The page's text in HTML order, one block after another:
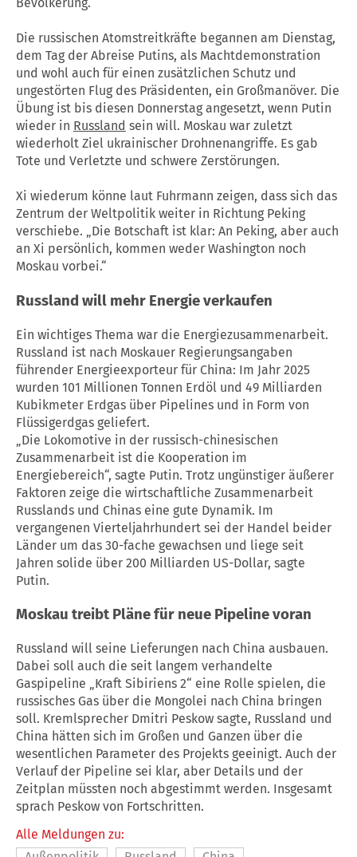
Die russischen Atomstreitkräfte begannen am Dienstag,
dem Tag der Abreise Putins, als Machtdemonstration
und wohl auch für einen zusätzlichen Schutz und
ungestörten Flug des Präsidenten, ein Großmanöver. Die
Übung ist bis diesen Donnerstag angesetzt, wenn Putin
wieder in Russland sein will. Moskau war zuletzt
wiederholt Ziel ukrainischer Drohnenangriffe. Es gab
Tote und Verletzte und schwere Zerstörungen.
Xi wiederum könne laut Fuhrmann zeigen, dass sich das
Zentrum der Weltpolitik weiter in Richtung Peking
verschiebe. „Die Botschaft ist klar: An Peking, aber auch
an Xi persönlich, kommen weder Washington noch
Moskau vorbei.“
Russland will mehr Energie verkaufen
Ein wichtiges Thema war die Energiezusammenarbeit.
Russland ist nach Moskauer Regierungsangaben
führender Energieexporteur für China: Im Jahr 2025
wurden 101 Millionen Tonnen Erdöl und 49 Milliarden
Kubikmeter Erdgas über Pipelines und in Form von
Flüssigerdgas geliefert.
„Die Lokomotive in der russisch-chinesischen
Zusammenarbeit ist die Kooperation im
Energiebereich“, sagte Putin. Trotz ungünstiger äußerer
Faktoren zeige die wirtschaftliche Zusammenarbeit
Russlands und Chinas eine gute Dynamik. Im
vergangenen Vierteljahrhundert sei der Handel beider
Länder um das 30-fache gewachsen und liege seit
Jahren solide über 200 Milliarden US-Dollar, sagte
Putin.
Moskau treibt Pläne für neue Pipeline voran
Russland will seine Lieferungen nach China ausbauen.
Dabei soll auch die seit langem verhandelte
Gaspipeline „Kraft Sibiriens 2“ eine Rolle spielen, die
russisches Gas über die Mongolei nach China bringen
soll. Kremlsprecher Dmitri Peskow sagte, Russland und
China hätten sich im Großen und Ganzen über die
wesentlichen Parameter des Projekts geeinigt. Auch der
Verlauf der Pipeline sei klar, aber Details und der
Zeitplan müssten noch abgestimmt werden. Insgesamt
sprach Peskow von Fortschritten.
Alle Meldungen zu: